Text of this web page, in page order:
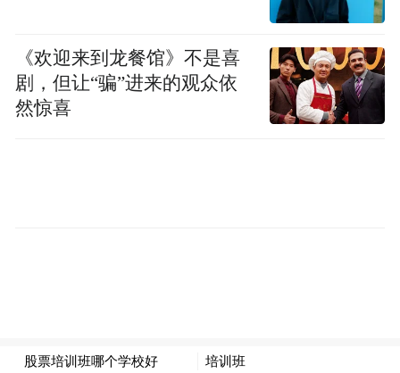
《欢迎来到龙餐馆》不是喜
剧，但让“骗”进来的观众依
然惊喜